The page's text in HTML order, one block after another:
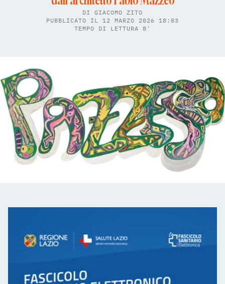
DI GIACOMO ZITO
PUBBLICATO IL 12 MARZO 2026 18:03
TEMPO DI LETTURA 8'